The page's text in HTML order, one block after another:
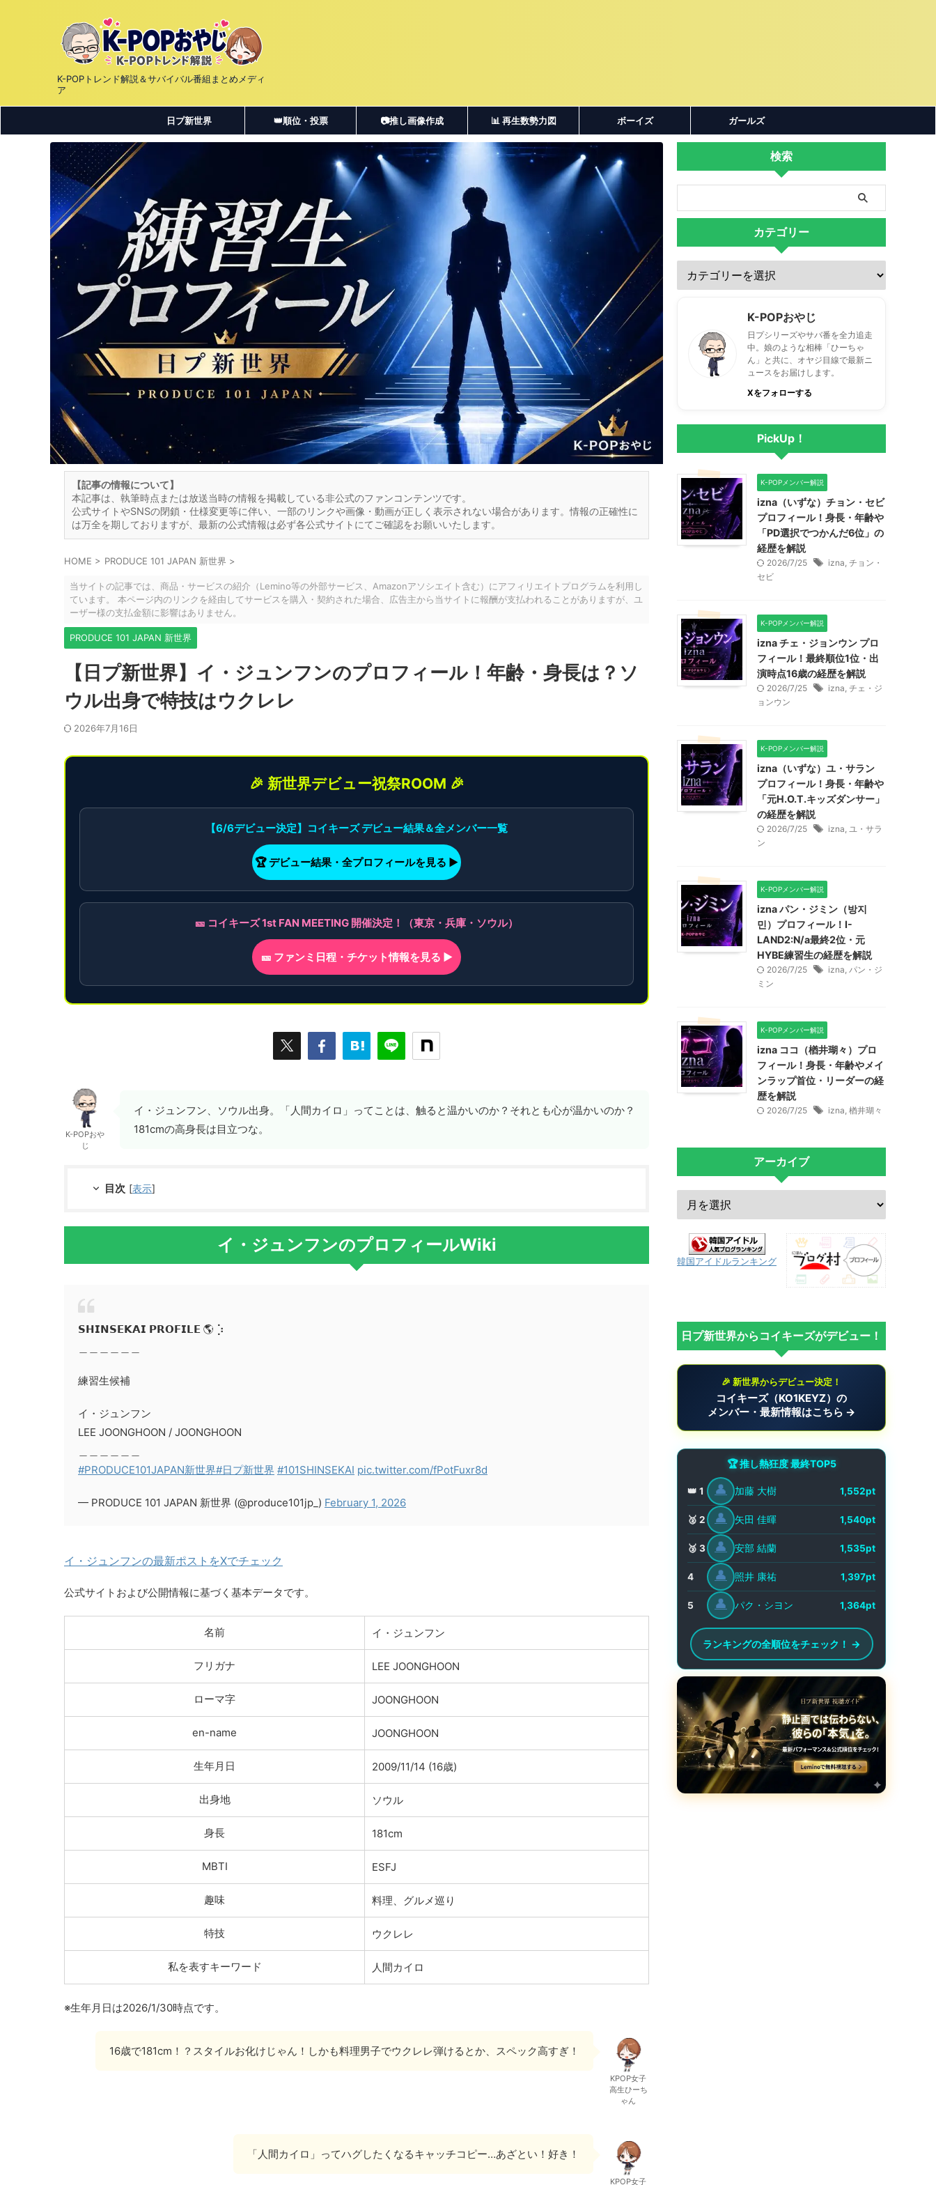
K-POPトレンド解説＆サバイバル番組まとめメディ
ア
日プ新世界 👑順位・投票 📷推し画像作成 📊 再生数勢力図 ボーイズ ガールズ
【記事の情報について】
本記事は、執筆時点または放送当時の情報を掲載している非公式のファンコンテンツです。
公式サイトやSNSの閉鎖・仕様変更等に伴い、一部のリンクや画像・動画が正しく表示されない場合があります。情報の正確性に
は万全を期しておりますが、最新の公式情報は必ず各公式サイトにてご確認をお願いいたします。
HOME > PRODUCE 101 JAPAN 新世界 >
当サイトの記事では、商品・サービスの紹介（Lemino等の外部サービス、Amazonアソシエイト含む）にアフィリエイトプログラムを利用し
ています。 本ページ内のリンクを経由してサービスを購入・契約された場合、広告主から当サイトに報酬が支払われることがありますが、ユ
ーザー様の支払金額に影響はありません。
PRODUCE 101 JAPAN 新世界
【日プ新世界】イ・ジュンフンのプロフィール！年齢・身長は？ソ
ウル出身で特技はウクレレ
2026年7月16日
🎉 新世界デビュー祝祭ROOM 🎉
【6/6デビュー決定】コイキーズ デビュー結果＆全メンバー一覧
🏆 デビュー結果・全プロフィールを見る ▶
🎫 コイキーズ 1st FAN MEETING 開催決定！（東京・兵庫・ソウル）
🎫 ファンミ日程・チケット情報を見る ▶
K-POPおや
じ
イ・ジュンフン、ソウル出身。「人間カイロ」ってことは、触ると温かいのか？それとも心が温かいのか？
181cmの高身長は目立つな。
目次 [表示]
イ・ジュンフンのプロフィールWiki
𝗦𝗛𝗜𝗡𝗦𝗘𝗞𝗔𝗜 𝗣𝗥𝗢𝗙𝗜𝗟𝗘 🌎 ⡱
練習生候補
イ・ジュンフン
LEE JOONGHOON / JOONGHOON
#PRODUCE101JAPAN新世界#日プ新世界 #101SHINSEKAI pic.twitter.com/fPotFuxr8d
— PRODUCE 101 JAPAN 新世界 (@produce101jp_) February 1, 2026
イ・ジュンフンの最新ポストをXでチェック
公式サイトおよび公開情報に基づく基本データです。
名前 イ・ジュンフン
フリガナ LEE JOONGHOON
ローマ字 JOONGHOON
en-name JOONGHOON
生年月日 2009/11/14 (16歳)
出身地 ソウル
身長 181cm
MBTI ESFJ
趣味 料理、グルメ巡り
特技 ウクレレ
私を表すキーワード 人間カイロ
※生年月日は2026/1/30時点です。
16歳で181cm！？スタイルお化けじゃん！しかも料理男子でウクレレ弾けるとか、スペック高すぎ！
KPOP女子
高生ひーち
ゃん
「人間カイロ」ってハグしたくなるキャッチコピー…あざとい！好き！
KPOP女子
検索
カテゴリー
K-POPおやじ
日プシリーズやサバ番を全力追走
中。娘のような相棒「ひーちゃ
ん」と共に、オヤジ目線で最新ニ
ュースをお届けします。
Xをフォローする
PickUp！
K-POPメンバー解説
izna（いずな）チョン・セビ
プロフィール！身長・年齢や
「PD選択でつかんだ6位」の
経歴を解説
2026/7/25 izna, チョン・
セビ
K-POPメンバー解説
izna チェ・ジョンウン プロ
フィール！最終順位1位・出
演時点16歳の経歴を解説
2026/7/25 izna, チェ・ジ
ョンウン
K-POPメンバー解説
izna（いずな）ユ・サラン
プロフィール！身長・年齢や
「元H.O.T.キッズダンサー」
の経歴を解説
2026/7/25 izna, ユ・サラ
ン
K-POPメンバー解説
izna パン・ジミン（방지
민）プロフィール！I-
LAND2:N/a最終2位・元
HYBE練習生の経歴を解説
2026/7/25 izna, パン・ジ
ミン
K-POPメンバー解説
izna ココ（楢井瑚々）プロ
フィール！身長・年齢やメイ
ンラップ首位・リーダーの経
歴を解説
2026/7/25 izna, 楢井瑚々
アーカイブ
韓国アイドルランキング
日プ新世界からコイキーズがデビュー！
🎉 新世界からデビュー決定！
コイキーズ（KO1KEYZ）の
メンバー・最新情報はこちら →
🏆 推し熱狂度 最終TOP5
👑 1 👤 加藤 大樹 1,552pt
🥈 2 👤 矢田 佳暉 1,540pt
🥉 3 👤 安部 結蘭 1,535pt
4 👤 照井 康祐 1,397pt
5 👤 パク・シヨン 1,364pt
ランキングの全順位をチェック！ →